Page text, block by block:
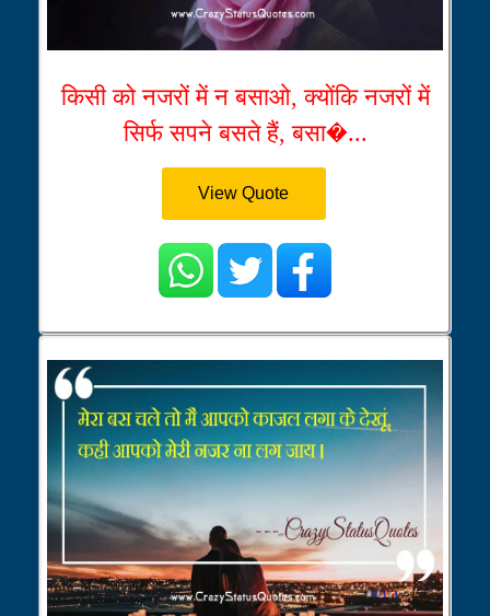
किसी को नजरों में न बसाओ, क्योंकि नजरों में
सिर्फ सपने बसते हैं, बसा�...
View Quote